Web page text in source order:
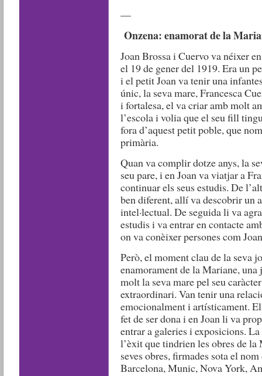
—
Onzena: enamorat de la
Joan Brossa i Cuervo va néixer
el 19 de gener del 1919. Era un
i el petit Joan va tenir una
únic, la seva mare, Francesca
i fortalesa, el va criar amb molt
l’escola i volia que el seu fill
fora d’aquest petit poble, que
primària.
Quan va complir dotze anys, la
seu pare, i en Joan va viatjar a
continuar els seus estudis. De
ben diferent, allí va descobrir un
intel·lectual. De seguida li va
estudis i va entrar en contacte
on va conèixer persones com
Però, el moment clau de la seva
enamorament de la Mariane,
molt la seva mare pel seu
extraordinari. Van tenir una
emocionalment i artísticament.
fet de ser dona i en Joan li va
entrar a galeries i exposicions.
l’èxit que tindrien les obres de la
seves obres, firmades sota el
Barcelona, Munic, Nova York,